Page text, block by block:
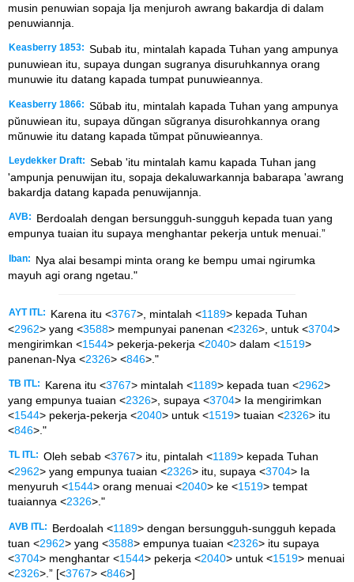
musin penuwian sopaja Ija menjuroh awrang bakardja di dalam
penuwiannja.
Keasberry 1853: Subab itu, mintalah kapada Tuhan yang ampunya
punuwiean itu, supaya dungan sugranya disuruhkannya orang
munuwie itu datang kapada tumpat punuwieannya.
Keasberry 1866: Sŭbab itu, mintalah kapada Tuhan yang ampunya
pŭnuwiean itu, supaya dŭngan sŭgranya disurohkannya orang
mŭnuwie itu datang kapada tŭmpat pŭnuwieannya.
Leydekker Draft: Sebab 'itu mintalah kamu kapada Tuhan jang
'ampunja penuwijan itu, sopaja dekaluwarkannja babarapa 'awrang
bakardja datang kapada penuwijannja.
AVB:
Berdoalah dengan bersungguh-sungguh kepada tuan yang
empunya tuaian itu supaya menghantar pekerja untuk menuai.”
Iban:
Nya alai besampi minta orang ke bempu umai ngirumka
mayuh agi orang ngetau."
AYT ITL: Karena itu <3767>, mintalah <1189> kepada Tuhan
<2962> yang <3588> mempunyai panenan <2326>, untuk <3704>
mengirimkan <1544> pekerja-pekerja <2040> dalam <1519>
panenan-Nya <2326> <846>."
TB ITL: Karena itu <3767> mintalah <1189> kepada tuan <2962>
yang empunya tuaian <2326>, supaya <3704> Ia mengirimkan
<1544> pekerja-pekerja <2040> untuk <1519> tuaian <2326> itu
<846>."
TL ITL: Oleh sebab <3767> itu, pintalah <1189> kepada Tuhan
<2962> yang empunya tuaian <2326> itu, supaya <3704> Ia
menyuruh <1544> orang menuai <2040> ke <1519> tempat
tuaiannya <2326>."
AVB ITL: Berdoalah <1189> dengan bersungguh-sungguh kepada
tuan <2962> yang <3588> empunya tuaian <2326> itu supaya
<3704> menghantar <1544> pekerja <2040> untuk <1519> menuai
<2326>.” [<3767> <846>]